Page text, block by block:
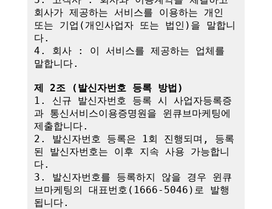
회사가 제공하는 서비스를 이용하는 개인
또는 기업(개인사업자 또는 법인)을 말합니
다.
4. 회사 : 이 서비스를 제공하는 업체를
말합니다.
제 2조 (발신자번호 등록 방법)
1. 신규 발신자번호 등록 시 사업자등록증
과 통신서비스이용증명원을 윈큐브마케팅에
제출합니다.
2. 발신자번호 등록은 1회 진행되며, 등록
된 발신자번호는 이후 지속 사용 가능합니
다.
3. 발신자번호를 등록하지 않을 경우 윈큐
브마케팅의 대표번호(1666-5046)로 발행
됩니다.